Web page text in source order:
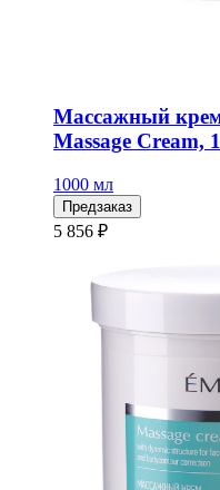
Массажный
Massage Cream,
1000 мл
Предзаказ
5 856 ₽